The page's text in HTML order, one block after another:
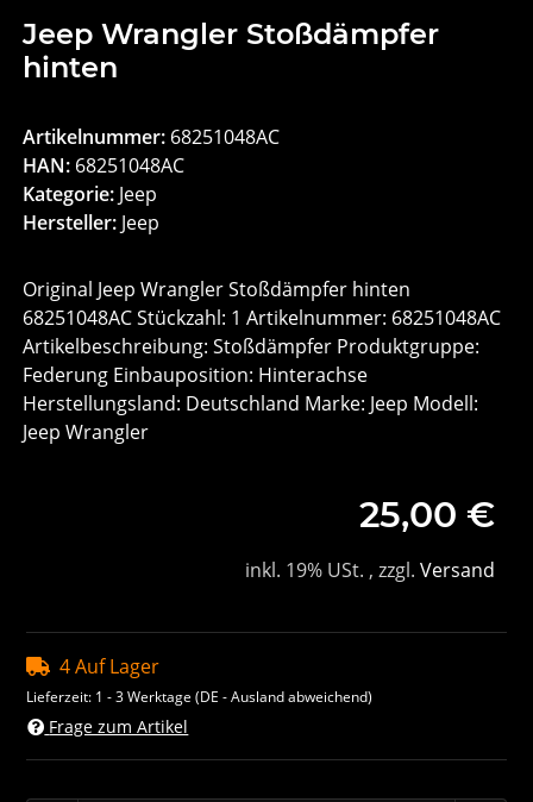
Jeep Wrangler Stoßdämpfer
hinten
Artikelnummer: 68251048AC
HAN: 68251048AC
Kategorie: Jeep
Hersteller: Jeep
Original Jeep Wrangler Stoßdämpfer hinten
68251048AC Stückzahl: 1 Artikelnummer: 68251048AC
Artikelbeschreibung: Stoßdämpfer Produktgruppe:
Federung Einbauposition: Hinterachse
Herstellungsland: Deutschland Marke: Jeep Modell:
Jeep Wrangler
25,00 €
inkl. 19% USt. , zzgl. Versand
4 Auf Lager
Lieferzeit: 1 - 3 Werktage(DE - Ausland abweichend)
Frage zum Artikel